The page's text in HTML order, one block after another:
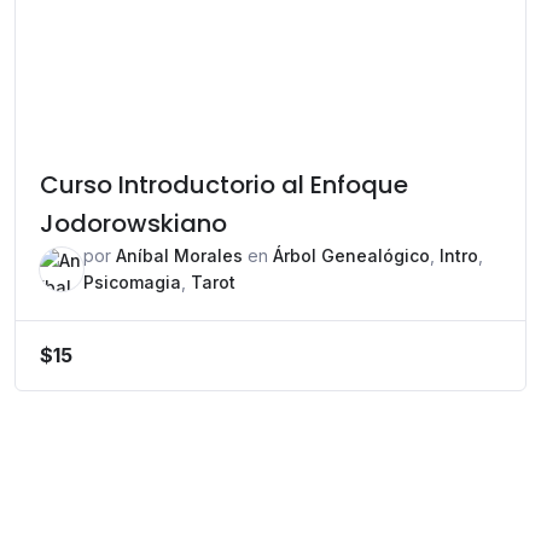
Curso Introductorio al Enfoque
Jodorowskiano
por Aníbal Morales en Árbol Genealógico Intro
Psicomagia Tarot
$15